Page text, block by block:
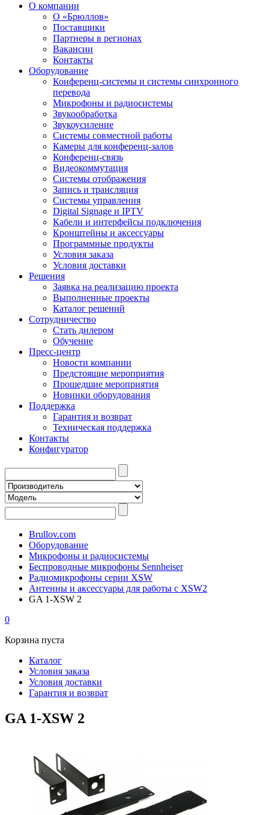
О компании
О «Брюллов»
Поставщики
Партнеры в регионах
Вакансии
Контакты
Оборудование
Конференц-системы и системы синхронного
перевода
Микрофоны и радиосистемы
Звукообработка
Звукоусиление
Системы совместной работы
Камеры для конференц-залов
Конференц-связь
Видеокоммутация
Системы отображения
Запись и трансляция
Системы управления
Digital Signage и IPTV
Кабели и интерфейсы подключения
Кронштейны и аксессуары
Программные продукты
Условия заказа
Условия доставки
Решения
Заявка на реализацию проекта
Выполненные проекты
Каталог решений
Сотрудничество
Стать дилером
Обучение
Пресс-центр
Новости компании
Предстоящие мероприятия
Прошедшие мероприятия
Новинки оборудования
Поддержка
Гарантия и возврат
Техническая поддержка
Контакты
Конфигуратор
Brullov.com
Оборудование
Микрофоны и радиосистемы
Беспроводные микрофоны Sennheiser
Радиомикрофоны серии XSW
Антенны и аксессуары для работы с XSW2
GA 1-XSW 2
0
Корзина пуста
Каталог
Условия заказа
Условия доставки
Гарантия и возврат
GA 1-XSW 2